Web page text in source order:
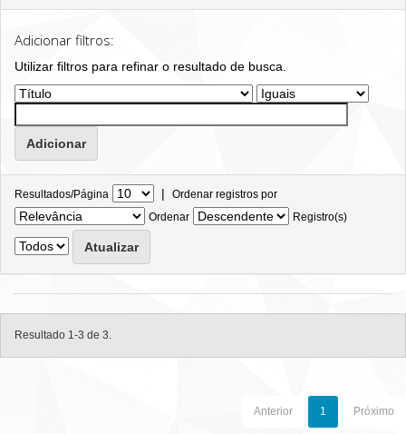
Adicionar filtros:
Utilizar filtros para refinar o resultado de busca.
Resultados/Página | Ordenar registros por
Ordenar
Registro(s)
Resultado 1-3 de 3.
Anterior 1 Próximo